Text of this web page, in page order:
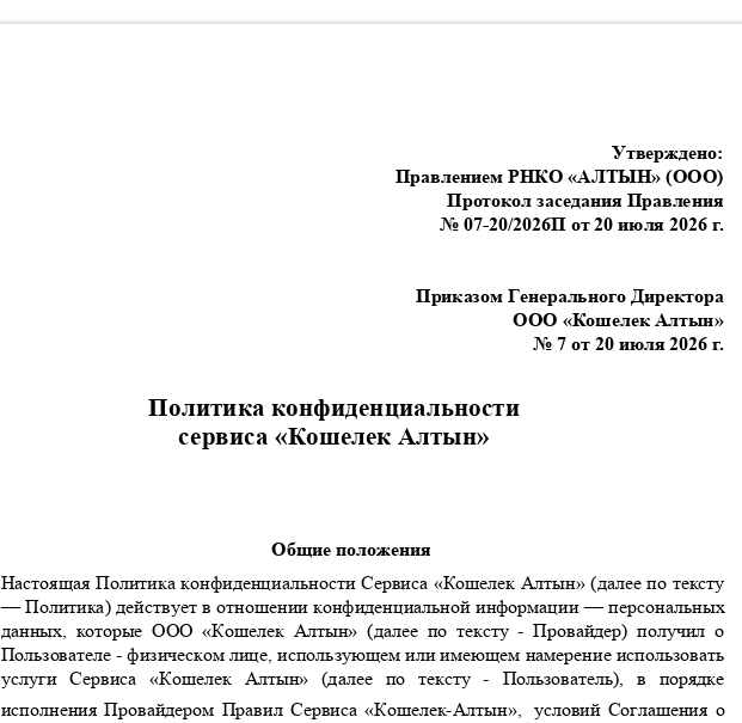
Утверждено:
Правлением РНКО«АЛТЫН» (ООО)
Протокол заседания Правления
№ 07-20/2026П от20июля2026г.
Приказом Генерального Директора
ООО «Кошелек Алтын»
№7от 20 июля2026г.
Политика конфиденциальности
сервиса«Кошелек Алтын»
Общие положения
Настоящая Политика конфиденциальности Сервиса «Кошелек Алтын» (далее по тексту
—Политика) действует в отношении конфиденциальной информации—персональных
данных ,которые ООО«Кошелек Алтын» (далее по тексту-Провайдер)получил о
Пользователе-физическом лице ,использующем или имеющем намерение использовать
услуги Сервиса«Кошелек Алтын» (далее по тексту- Пользователь),в порядке
исполнения Провайдером Правил Сервиса«Кошелек-Алтын»,условий Соглашения о